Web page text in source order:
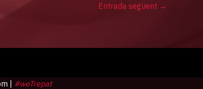
Entrada següent →
#weTrepat